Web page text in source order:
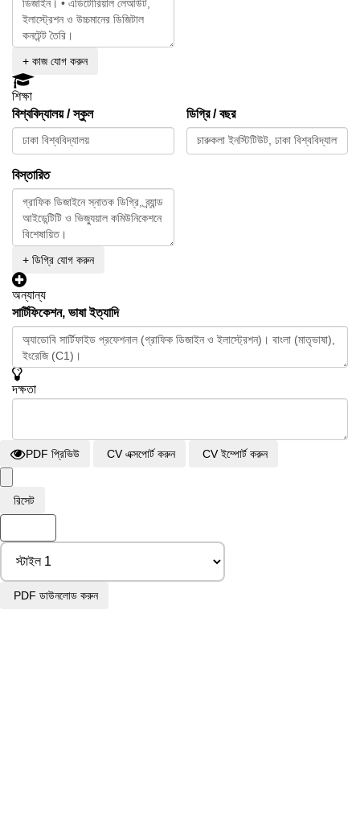
+ কাজ যোগ করুন
শিক্ষা
বিশ্ববিদ্যালয় / স্কুল
ডিগ্রি / বছর
বিস্তারিত
+ ডিগ্রি যোগ করুন
অন্যান্য
সার্টিফিকেশন, ভাষা ইত্যাদি
দক্ষতা
PDF প্রিভিউ CV এক্সপোর্ট করুন CV ইম্পোর্ট করুন
রিসেট
PDF ডাউনলোড করুন